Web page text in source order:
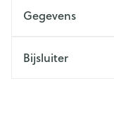
Gegevens
Bijsluiter